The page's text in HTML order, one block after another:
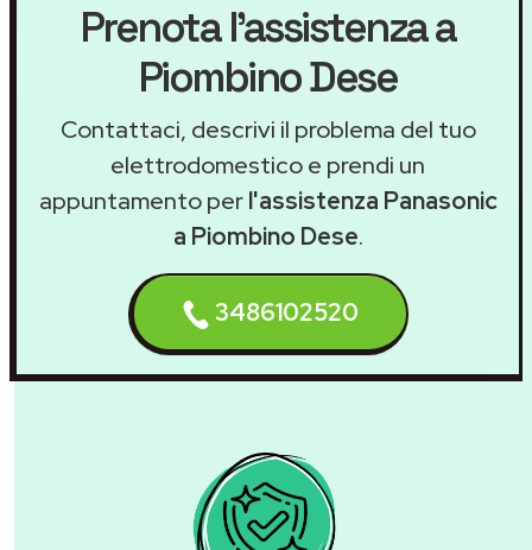
Prenota l'assistenza a
Piombino Dese
Contattaci, descrivi il problema del tuo
elettrodomestico e prendi un
appuntamento perl'assistenza Panasonic
a Piombino Dese.
3486102520